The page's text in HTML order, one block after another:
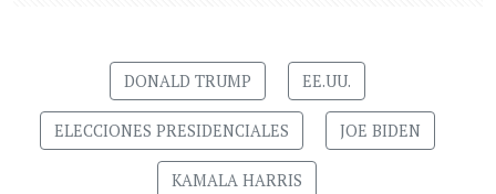
DONALD TRUMP EE.UU.
ELECCIONES PRESIDENCIALES JOE BIDEN
KAMALA HARRIS